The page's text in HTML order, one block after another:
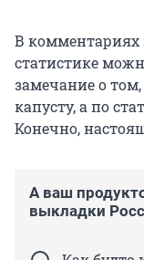
В
статистике
замечание о
капусту, а по
Конечно,
А ваш
выкладки